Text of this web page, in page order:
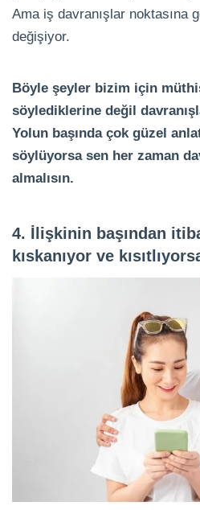
Ama iş davranışlar noktasına
değişiyor.
Böyle şeyler bizim için
söylediklerine değil
Yolun başında çok güzel
söylüyorsa sen her zaman
almalısın.
4. İlişkinin başından
kıskanıyor ve